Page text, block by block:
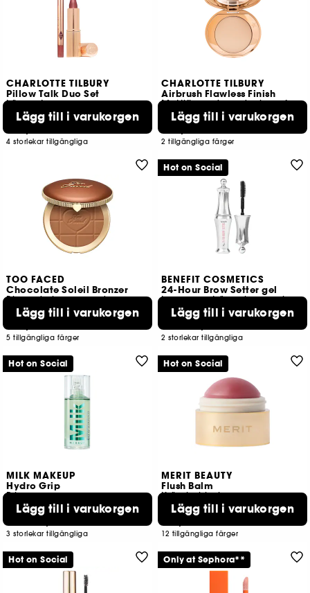
CHARLOTTE TILBURY
Pillow Talk Duo Set
Läppset
453
359,00 KR
4 storlekar tillgängliga
Lägg till i varukorgen
CHARLOTTE TILBURY
Airbrush Flawless Finish
Mattifierande puder i reseformat
662
369,00 KR
2 tillgängliga färger
Lägg till i varukorgen
TOO FACED
Chocolate Soleil Bronzer
Blurande bronzerpuder med matt finish
31
469,00 KR
5 tillgängliga färger
Lägg till i varukorgen
BENEFIT COSMETICS
24-Hour Brow Setter gel
transparent ögonbrynsgel
4426
2 storlekar tillgängliga
Lägg till i varukorgen
Hot on Social
MILK MAKEUP
Hydro Grip
Primer
9795
3 storlekar tillgängliga
Lägg till i varukorgen
Hot on Social
MERIT BEAUTY
Flush Balm
Krämig blush
1292
419,00 KR
12 tillgängliga färger
Lägg till i varukorgen
Hot on Social
Hot on Social Only at Sephora**